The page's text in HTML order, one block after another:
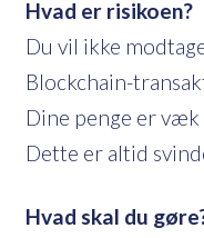
Hvad er risikoen?
Du vil ikke
Blockchain-
Dine penge er
Dette er altid
Hvad skal du